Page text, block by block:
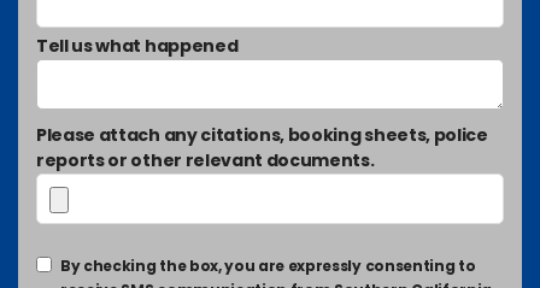
Tell us what happened
Please attach any citations, booking sheets, police
reports or other relevant documents.
By checking the box, you are expressly consenting to